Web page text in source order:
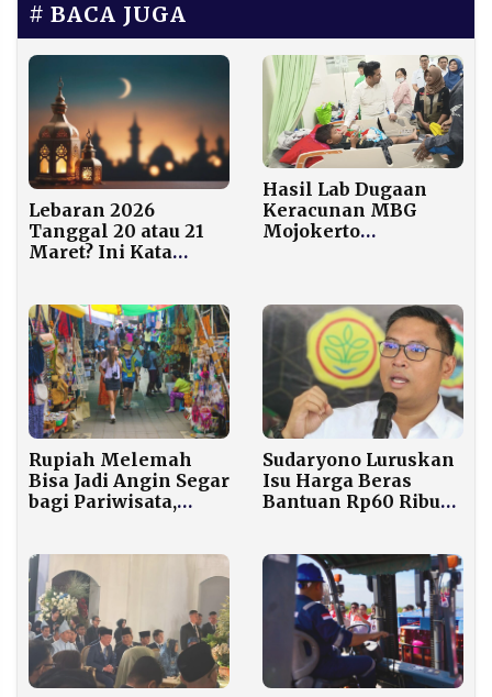
BACA JUGA
Lebaran 2026
Tanggal 20 atau 21
Maret? Ini Kata
Hasil Lab Dugaan
Keracunan MBG
Mojokerto
Rupiah Melemah
Bisa Jadi Angin Segar
bagi Pariwisata,
Indonesia
Sudaryono Luruskan
Isu Harga Beras
Bantuan Rp60 Ribu